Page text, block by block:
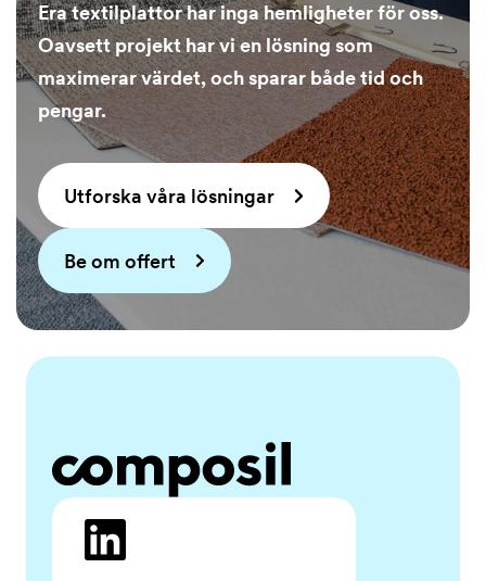
Era textilplattor har inga hemligheter för oss.
Oavsett projekt har vi en lösning som
maximerar värdet, och sparar både tid och
pengar.
Utforska våra lösningar
Be om offert